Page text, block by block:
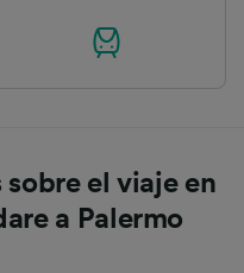
sobre el viaje en
a Palermo